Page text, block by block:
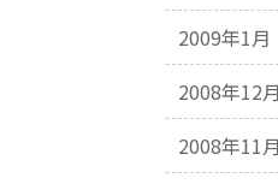
2009年1月
2008年12月
2008年11月